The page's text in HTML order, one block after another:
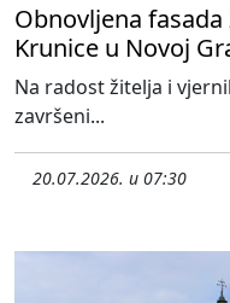
Obnovljena
Krunice u Novoj
Na radost žitelja i
završeni...
20.07.2026. u 07:30